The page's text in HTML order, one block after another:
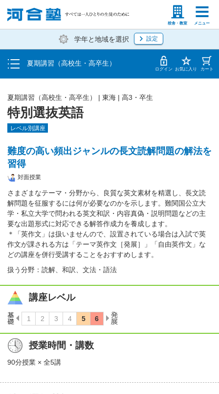
校舎・教室 メニュー
塾生の方 高等学校の先生
学年と地域を選択 設定
夏期講習（高校生・高卒生）
受講料・お申し込み方法
受講開始までの流れ
校舎・教室一覧 ログイン お気に入り カート
特別選抜英語
夏期講習（高校生・高卒生） | 東海 | 高3・卒生
レベル別講座
難度の高い頻出ジャンルの長文読解問題の解法を
習得
対面授業
さまざまなテーマ・分野から、良質な英文素材を精選し、長文読
解問題を征服するには何が必要なのかを示します。難関国公立大
学・私立大学で問われる英文和訳・内容真偽・説明問題などの主
要な出題形式に対応できる解答作成力を養成します。
＊「英作文」は扱いませんので、設置されている場合は入試で英
作文が課される方は「テーマ英作文［発展］」「自由英作文」な
どの講座を併行受講することをおすすめします。
扱う分野：読解、和訳、文法・語法
講座レベル
授業時間・講数
90分授業 × 全5講